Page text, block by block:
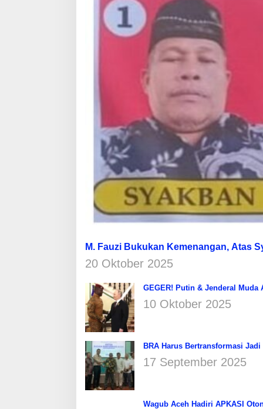
M. Fauzi Bukukan Kemenangan, Atas
20 Oktober 2025
GEGER! Putin & Jenderal
10 Oktober 2025
BRA Harus Bertransformasi
17 September 2025
Wagub Aceh Hadiri APKASI